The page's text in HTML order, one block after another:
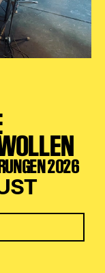
2026